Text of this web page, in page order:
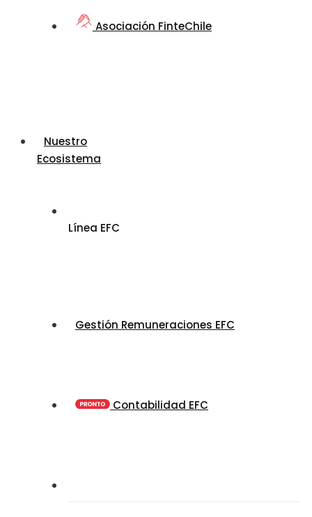
Asociación FinteChile
Nuestro
Ecosistema
Línea EFC
Gestión Remuneraciones EFC
Contabilidad EFC